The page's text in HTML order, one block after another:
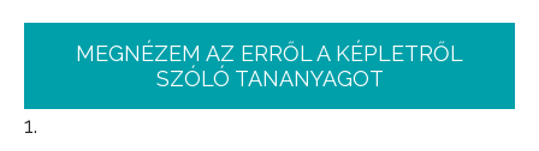
MEGNÉZEM AZ ERRŐL A KÉPLETRŐL
SZÓLÓ TANANYAGOT
1.